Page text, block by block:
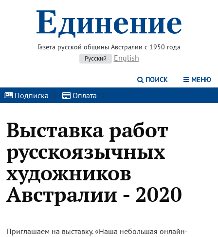
Газета русской общины Австралии с 1950 года
Русский English
ПОИСК МЕНЮ
Подписка | Оплата |
Выставка работ
русскоязычных
художников
Австралии - 2020
Приглашаем на выставку. «Наша небольшая онлайн-